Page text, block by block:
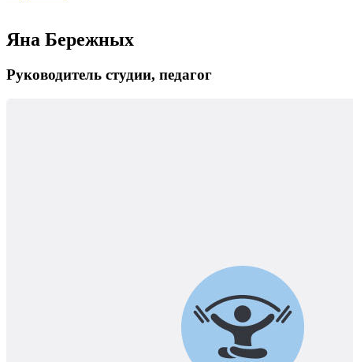
Яна Бережных
Руководитель студии, педагог